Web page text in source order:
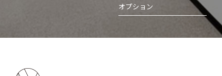
オプション